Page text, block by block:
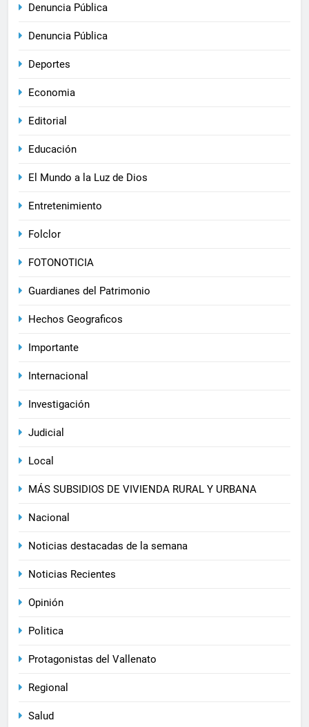
Denuncia Pública
Denuncia Pública
Deportes
Economia
Editorial
Educación
El Mundo a la Luz de Dios
Entretenimiento
Folclor
FOTONOTICIA
Guardianes del Patrimonio
Hechos Geograficos
Importante
Internacional
Investigación
Judicial
Local
MÁS SUBSIDIOS DE VIVIENDA RURAL Y URBANA
Nacional
Noticias destacadas de la semana
Noticias Recientes
Opinión
Politica
Protagonistas del Vallenato
Regional
Salud